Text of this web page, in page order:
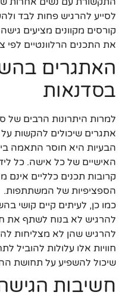
לסייע להרגיש פחות לבד
קורסים מקוונים מציעים
את התכנים הרלוונטיים לפי
האתגרים
בסדנאות
למרות היתרונות הרבים של
אתגרים שיכולים להקשות
הבעיות היא חוסר התאמה
האישיים של כל אישה. כל
קרובות תכנים כלליים אינם
הספציפיות של המשתתפות.
כמו כן, לעיתים קיים קושי
להרגיש לא בנוח לשתף את
להרגיש שהן לא מצליחות
חוויות אלו עלולות להוביל
שיכול להשפיע על תחושת
חשיבות